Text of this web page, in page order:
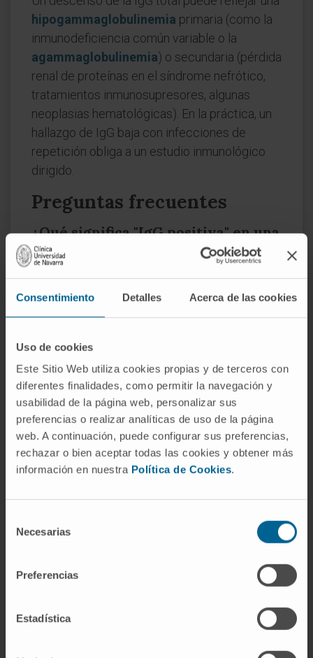
Consentimiento Detalles Acerca de las cookies
Uso de cookies
Este Sitio Web utiliza cookies propias y de terceros con
diferentes finalidades, como permitir la navegación y
usabilidad de la página web, personalizar sus
preferencias o realizar analíticas de uso de la página
web. A continuación, puede configurar sus preferencias,
rechazar o bien aceptar todas las cookies y obtener más
información en nuestra Política de Cookies.
Necesarias
Preferencias
Estadística
hipogammaglobulinemia primaria (como la
inmunodeficiencia común variable o la
agammaglobulinemia) o secundaria (pérdida
renal de proteínas en el síndrome nefrótico,
tratamientos inmunosupresores, algunas
neoplasias hematológicas). En la práctica, un
hallazgo de IgG baja con infecciones de
repetición obliga a un estudio inmunológico
dirigido.
Preguntas frecuentes
¿Qué significa "IgG positiva" en una
analítica?
Que el organismo ha producido anticuerpos
IgG frente a un antígeno concreto. En la
mayoría de los casos indica contacto previo
activa. El médico lo interpreta siempre junto
con el resultado de IgM y la situación clínica.
¿Es lo mismo IgG que
inmunoglobulina G?
Sí. "IgG" es la abreviatura que aparece en los
informes de laboratorio; "inmunoglobulina G"
información sobre la estructura molecular, las
subclases y las funciones biológicas de esta
atraviesa la placenta. Durante el tercer